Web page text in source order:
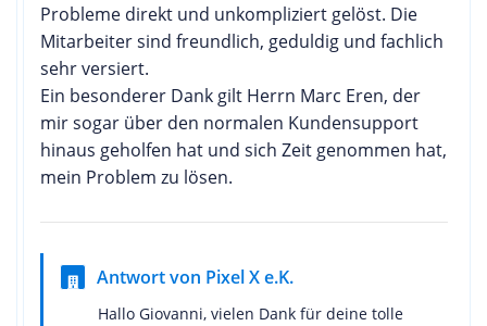
Probleme direkt und unkompliziert gelöst. Die
Mitarbeiter sind freundlich, geduldig und fachlich
sehr versiert.
Ein besonderer Dank gilt Herrn Marc Eren, der
mir sogar über den normalen Kundensupport
hinaus geholfen hat und sich Zeit genommen hat,
mein Problem zu lösen.
Antwort von Pixel X e.K.
Hallo Giovanni, vielen Dank für deine tolle